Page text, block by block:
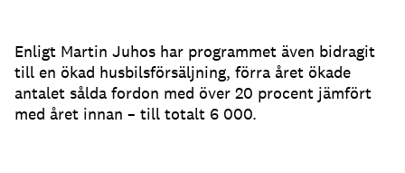
Enligt Martin Juhos har programmet även bidragit
till en ökad husbilsförsäljning, förra året ökade
antalet sålda fordon med över 20 procent jämfört
med året innan – till totalt 6 000.